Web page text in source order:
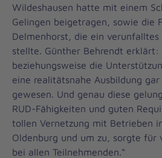
Wildeshausen hatte mit einem
Gelingen beigetragen, sowie die
Delmenhorst, die ein verunfalltes
stellte. Günther Behrendt erklärt:
beziehungsweise die
eine realitätsnahe Ausbildung
gewesen. Und genau diese
RUD-Fähigkeiten und guten
tollen Vernetzung mit Betrieben
Oldenburg und um zu, sorgte für
bei allen Teilnehmenden.“